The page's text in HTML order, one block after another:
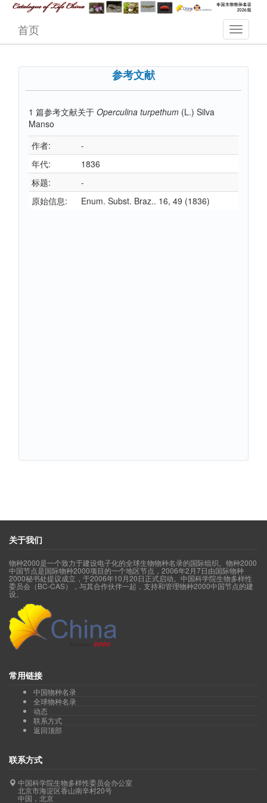
首页
参考文献
1 篇参考文献关于 Operculina turpethum (L.) Silva
Manso
作者:
-
年代:
1836
标题:
-
原始信息:
Enum. Subst. Braz.. 16, 49 (1836)
关于我们
物种2000是一个致力于建设电子化的全球生物物种名录的国际组织。物种2000
中国节点是国际物种2000项目的一个地区节点，2006年2月7日由国际物种
2000秘书处提议成立，于2006年10月20日正式启动。中国科学院生物多样性
委员会（BC-CAS），与其合作伙伴一起，支持和管理物种2000中国节点的建
设。
常用链接
中国物种名录
全球物种名录
动态
联系方式
返回顶部
联系方式
中国科学院生物多样性委员会办公室
北京市海淀区香山南辛村20号
中国，北京